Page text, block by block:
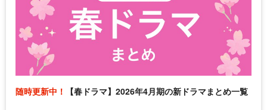
随時更新中！ 【春ドラマ】2026年4月期の新ドラマまとめ一覧